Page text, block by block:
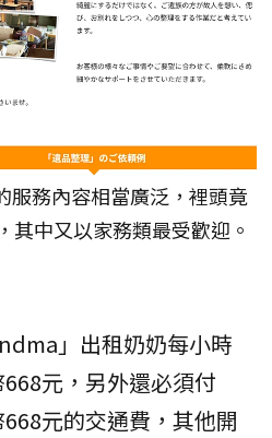
服務內容相當廣泛，裡頭竟
其中又以家務類最受歡迎。
」出租奶奶每小時
元，另外還必須付
元的交通費，其他開